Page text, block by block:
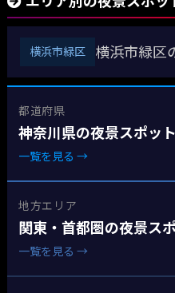
横浜市緑区 横浜市緑区
都道府県
神奈川県の夜景スポッ
一覧を見る →
地方エリア
関東・首都圏の夜景ス
一覧を見る →